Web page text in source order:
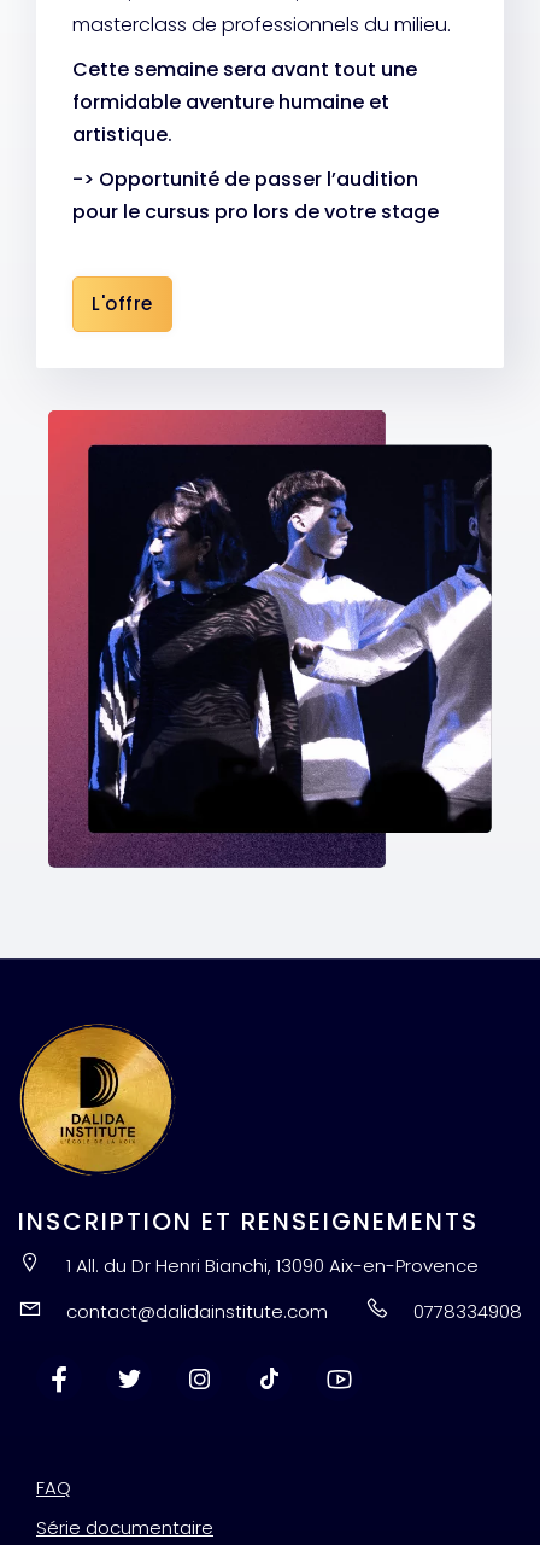
masterclass de professionnels du milieu.
Cette semaine sera avant tout une
formidable aventure humaine et
artistique.
-> Opportunité de passer l’audition
pour le cursus pro lors de votre stage
L'offre
INSCRIPTION ET RENSEIGNEMENTS
1 All. du Dr Henri Bianchi, 13090 Aix-en-Provence
contact@dalidainstitute.com
0778334908
FAQ
Série documentaire